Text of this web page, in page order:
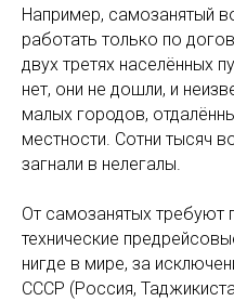
Например, самозанятый
работать только по
двух третях населённых
нет, они не дошли, и
малых городов,
местности. Сотни тысяч
загнали в нелегалы.
От самозанятых требуют
технические
нигде в мире, за
СССР (Россия,